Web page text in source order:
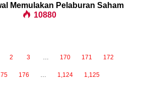
Memulakan Pelaburan Saham
10880
2 3 170 171 172
176 1,124 1,125